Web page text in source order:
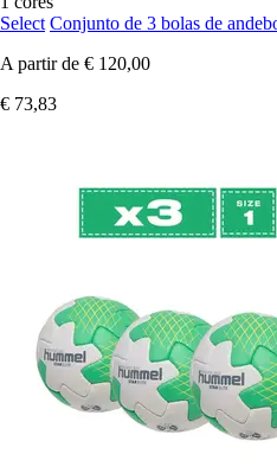
Select Conjunto de 3 bolas de
A partir de € 120,00
€ 73,83